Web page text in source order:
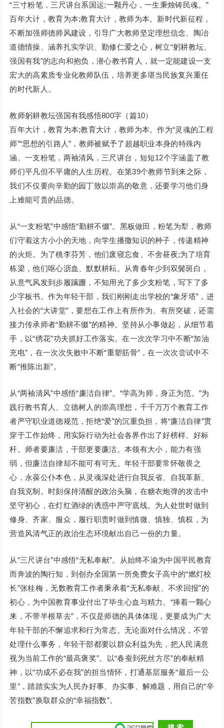
“三寸粉笔，三尺讲台系国运;一颗丹心，一生秉烛铸民魂。”
百年大计，教育为本;教育大计，教师为本。新时代新征程，
不断加强师德师风建设，引导广大教师坚定理想信念、陶冶
道德情操、涵养扎实学识、勤修仁爱之心，树立“躬耕教坛、
强国有我”的志向和抱负，潜心教书育人，就一定能建设一支
宏大的高素质专业化教师队伍，培养更多堪当民族复兴重任
的时代新人。
教师躬耕教坛强国有我感悟800字（篇10）
百年大计，教育为本;教育大计，教师为本。作为“灵魂的工程
师”“思想的引路人”，教师被赋予了超越职业本身的特殊内
涵。一支粉笔，两袖清风，三尺讲台，短短12个字涵盖了教
师们平凡但不平庸的人生历程。在第39个教师节到来之际，
我们不仅要向辛勤的园丁致以崇高的敬意，还要学习他们身
上难能可贵的品德。
从“一支粉笔”中感悟“勤耕不缀”。黑板做田，粉笔为犁，教师
们守着这方小小的天地，向学生播撒知识的种子，传递精神
的火炬。为了桃李芬芳，他们废寝忘食、不舍昼夜;为了培育
栋梁，他们呕心沥血、默默耕耘。从青春年少到双鬓斑白，
从意气风发到步履蹒跚，不知用光了多少支粉笔，写下了多
少字板书。作为年轻干部，我们刚刚走出学校的“象牙塔”，进
入社会的“大讲堂”，要想在工作上有所作为、有所突破，还需
接力传承师者“勤耕不缀”的精神。坚持从小事做起，从细节着
手，以“绣花”功夫抓好工作落实。在一次次学习中不断“加油
充电”，在一次次失败中不断“重塑筋骨”，在一次次尝试中不
断“推陈出新”。
从“两袖清风”中感悟“廉洁自律”。“学高为师，身正为范。”为
践行教书育人、立德树人的崇高理想，千千万万个教育工作
者严守职业道德规范，拒绝“爱”的沉重负担，将“廉洁自律”贯
穿于工作始终，用实际行动为社会各界作出了好榜样、好标
杆。师者要廉洁，干部更要廉洁。本领有大小，能力有强
弱，但廉洁自律却不能可有可无。年轻干部要常怀敬畏之
心，永葆公仆本色，从灵魂深处进行自我反省、自我革新、
自我克制。时刻保持清醒的政治头脑，在糖衣炮弹的攻击中
坚守初心，在灯红酒绿的诱惑中严守底线。为人处世时做到
修身、齐家、服众，履行职责时做到慎微、慎独、慎权，为
营造风清气正的政治生态环境献出自己一份的力量。
从“三尺讲台”中感悟“无私奉献”。从始终不渝为中国平民教育
而奔波的陶行知，到创办全国第一所免费女子高中的“燃灯校
长”张桂梅，无数教育工作者秉承着“无私奉献、不求回报”的
初心，为中国教育事业付出了毕生心血与精力。“捧着一颗心
来，不带半根草去”，不仅是师德的具体体现，更要成为广大
年轻干部的不懈追求和行为常态。无论面对什么情况，不管
处理什么事务，年轻干部都要以群众利益为先，把人民满意
视为当前工作的“最高褒奖”。以“春蚕到死丝方尽”的奉献精
神，以“功成不必在我”的担当情怀，打通基层服务“最后一公
里”，踏踏实实为人民办好事、办实事、解难题，用自己的“辛
苦指数”换取群众的“幸福指数”。